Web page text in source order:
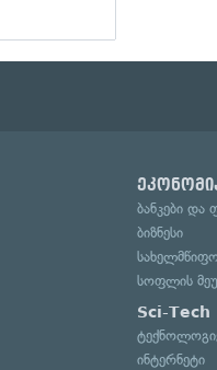
ბანკები და
ბიზნესი
სოფლის
Sci-Tech
ინტერნეტი